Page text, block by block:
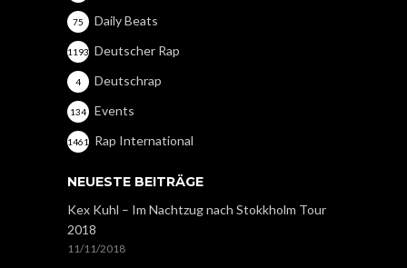
Daily Beats
75
Deutscher Rap
1193
Deutschrap
4
Events
134
Rap International
1461
NEUESTE BEITRÄGE
Kex Kuhl – Im Nachtzug nach Stokkholm Tour
2018
11/11/2018